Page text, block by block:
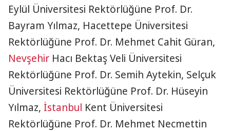
Eylül Üniversitesi Rektörlüğüne Prof. Dr.
Bayram Yılmaz, Hacettepe Üniversitesi
Rektörlüğüne Prof. Dr. Mehmet Cahit Güran,
Nevşehir Hacı Bektaş Veli Üniversitesi
Rektörlüğüne Prof. Dr. Semih Aytekin, Selçuk
Üniversitesi Rektörlüğüne Prof. Dr. Hüseyin
Yılmaz, İstanbul Kent Üniversitesi
Rektörlüğüne Prof. Dr. Mehmet Necmettin